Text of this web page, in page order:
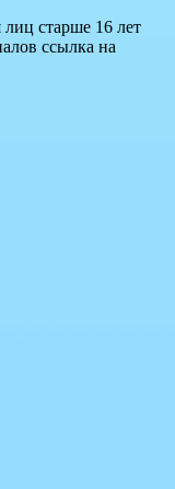
старше 16 лет
ссылка на